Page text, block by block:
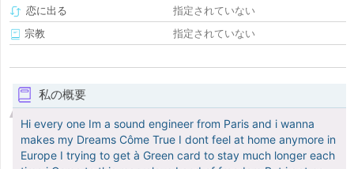
恋に出る
指定されていない
宗教
指定されていない
私の概要
Hi every one Im a sound engineer from Paris and i wanna
makes my Dreams Côme True I dont feel at home anymore in
Europe I trying to get à Green card to stay much longer each